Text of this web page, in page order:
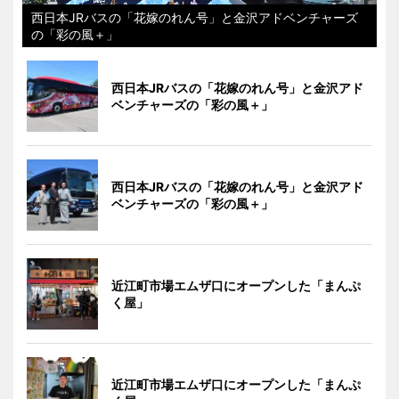
西日本JRバスの「花嫁のれん号」と金沢アドベンチャーズ
の「彩の風＋」
西日本JRバスの「花嫁のれん号」と金沢アド
ベンチャーズの「彩の風＋」
西日本JRバスの「花嫁のれん号」と金沢アド
ベンチャーズの「彩の風＋」
近江町市場エムザ口にオープンした「まんぷ
く屋」
近江町市場エムザ口にオープンした「まんぷ